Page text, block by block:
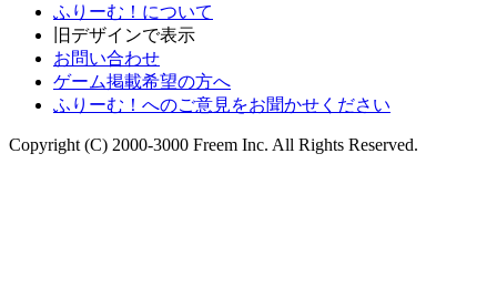
ふりーむ！について
旧デザインで表示
お問い合わせ
ゲーム掲載希望の方へ
ふりーむ！へのご意見をお聞かせください
Copyright (C) 2000-3000 Freem Inc. All Rights Reserved.